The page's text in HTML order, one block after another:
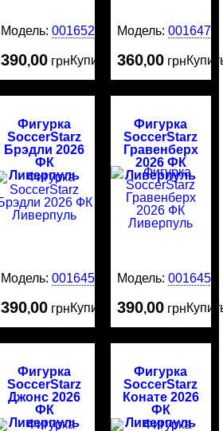
Модель:0016522
390,00 грнКупить
Модель: 0016476
360,00 грн
Фигурка
SoccerStarz
Брэдли 2026
ФК
Ливерпуль
Модель:0016455
390,00 грнКупить
Фигурка
SoccerStarz
Гравенберх
2026 ФК
Ливерпуль
Модель: 0016454
390,00 грн
Фигурка
SoccerStarz
Джонс 2026
ФК
Ливерпуль
Фигурка
SoccerStarz
Конате 2026
ФК
Ливерпуль